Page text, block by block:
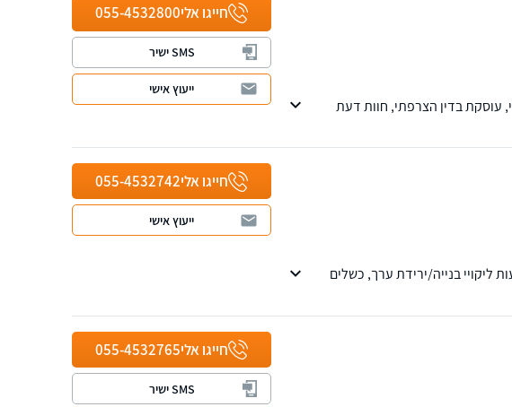
עוסקת בדין הצרפתי, חוות דעת
חייגו אלי055-4532800
SMS ישיר
ייעוץ אישי
של למעלה מ-40 שנים בטיפול בתביעות ליקויי בנייה/ירידת ערך, כשלים
חייגו אלי055-4532742
ייעוץ אישי
חייגו אלי055-4532765
SMS ישיר